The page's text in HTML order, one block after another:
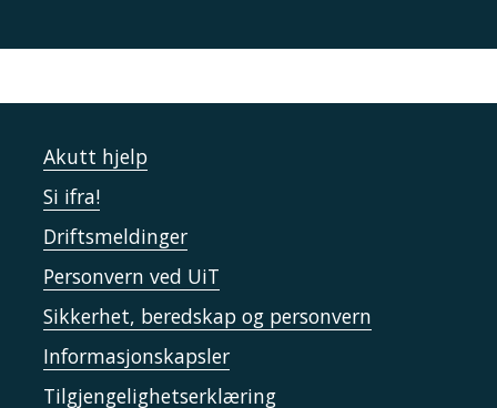
Akutt hjelp
Si ifra!
Driftsmeldinger
Personvern ved UiT
Sikkerhet, beredskap og personvern
Informasjonskapsler
Tilgjengelighetserklæring